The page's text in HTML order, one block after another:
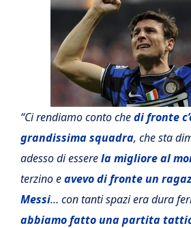
“Ci rendiamo conto chedi fronte
grandissima squadra, che sta
adesso di esserela migliore al
terzino eavevo di fronte un
Messi… con tanti spazi era dura
abbiamo fatto una partita